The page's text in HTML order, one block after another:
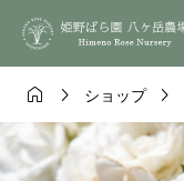
  ショップ 